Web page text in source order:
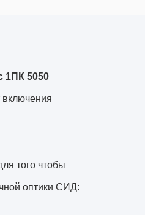
1ПК 5050
того чтобы
оптики СИД: